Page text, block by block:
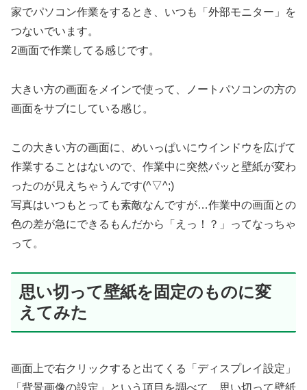
家でパソコン作業をするとき、いつも「外部モニター」を
つないでいます。
2画面で作業してる感じです。
大きい方の画面をメインで使って、ノートパソコンの方の
画面をサブにしている感じ。
この大きい方の画面に、めいっぱいにウインドウを広げて
作業することはないので、作業中に突然パッと壁紙が変わ
ったのが見えちゃうんです(^▽^;)
写真はいつもとっても素敵なんですが…作業中の画面との
色の差が急にできるもんだから「えっ！？」ってなっちゃ
って。
思い切って壁紙を固定のものに変
えてみた
画面上で右クリックすると出てくる「ディスプレイ設定」